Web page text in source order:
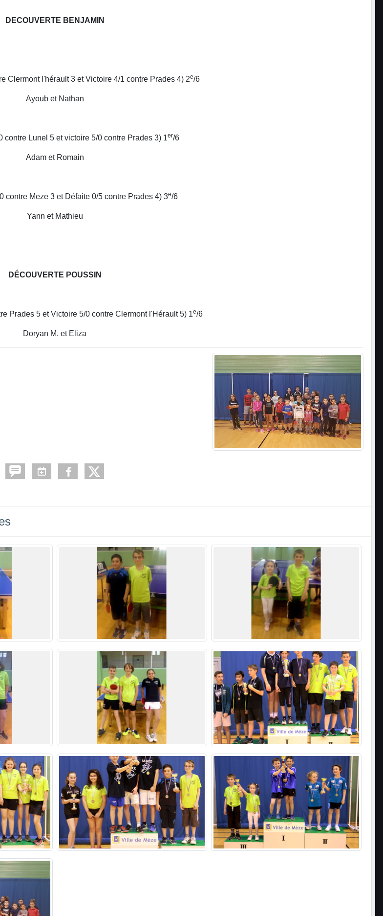
DECOUVERTE BENJAMIN
Clermont l'hérault 3 et Victoire 4/1 contre Prades 4) 2e/6
Ayoub et Nathan
contre Lunel 5 et victoire 5/0 contre Prades 3) 1er/6
Adam et Romain
contre Meze 3 et Défaite 0/5 contre Prades 4) 3e/6
Yann et Mathieu
DÉCOUVERTE POUSSIN
Prades 5 et Victoire 5/0 contre Clermont l'Hérault 5) 1e/6
Doryan M. et Eliza